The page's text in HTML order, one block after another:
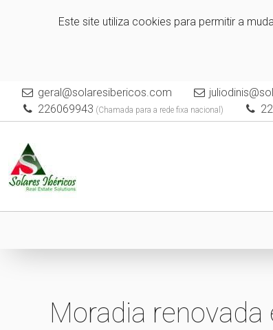
Este site utiliza cookies para permitir a
geral@solaresibericos.com
226069943 (Chamada para a rede fixa nacional)
Moradia